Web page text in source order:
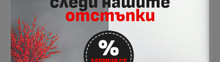
температура да задейства, осигуряват по-
ниски месечни разходи.
Предимства на филтрите
разполага с един филтър за мирис и един
алерген-деактивиращ BIO CLEAN филтър,
който успешно се справя и с влиянието с